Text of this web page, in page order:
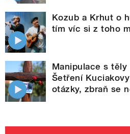
Kozub a Krhut o
tím víc si z toho
Manipulace s těly
Šetření
otázky, zbraň se